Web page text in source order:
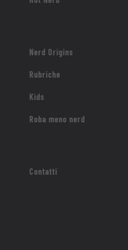
Nerd Origins
Rubriche
Kids
Roba meno nerd
Contatti